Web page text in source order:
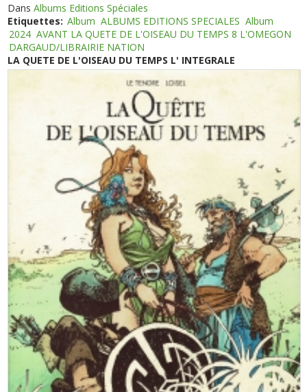
DansAlbums Editions Spéciales
Etiquettes: Album ALBUMS EDITIONS SPECIALES Album
2024 AVANT LA QUETE DE L'OISEAU DU TEMPS 8 L'OMEGON
DARGAUD/LIBRAIRIE NATION
LA QUETE DE L'OISEAU DU TEMPS L' INTEGRALE